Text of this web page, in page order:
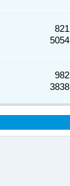
821
5054
982
3838